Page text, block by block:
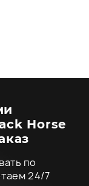
Horse
по
24/7